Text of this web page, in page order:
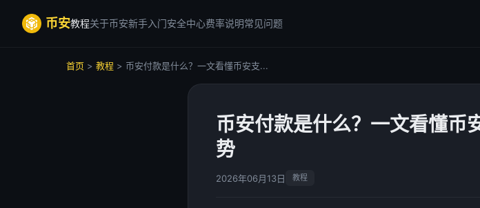
币安教程关于币安新手入门安全中心费率说明常见问题
首页 > 教程 > 币安付款是什么？一文看懂币安支...
币安付款是什么？一文看懂币
势
2026年06月13日 教程